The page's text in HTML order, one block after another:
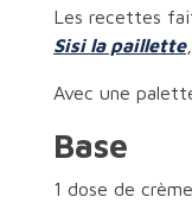
Les recettes
Sisi la paillette
Avec une
Base
1 dose de